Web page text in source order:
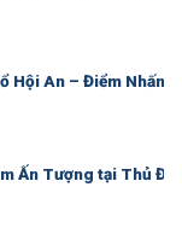
Hội An – Điểm Nhấn
Ấn Tượng tại Thủ